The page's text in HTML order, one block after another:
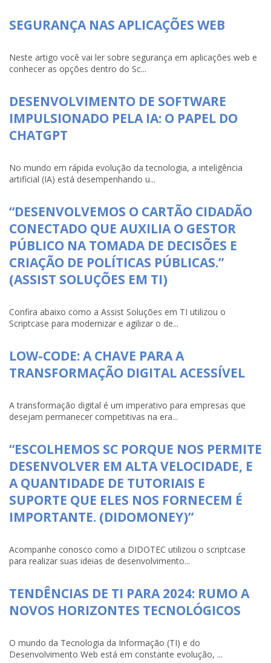
SEGURANÇA NAS APLICAÇÕES WEB
Neste artigo você vai ler sobre segurança em aplicações web e
conhecer as opções dentro do Sc...
DESENVOLVIMENTO DE SOFTWARE
IMPULSIONADO PELA IA: O PAPEL DO
CHATGPT
No mundo em rápida evolução da tecnologia, a inteligência
artificial (IA) está desempenhando u...
“DESENVOLVEMOS O CARTÃO CIDADÃO
CONECTADO QUE AUXILIA O GESTOR
PÚBLICO NA TOMADA DE DECISÕES E
CRIAÇÃO DE POLÍTICAS PÚBLICAS.”
(ASSIST SOLUÇÕES EM TI)
Confira abaixo como a Assist Soluções em TI utilizou o
Scriptcase para modernizar e agilizar o de...
LOW-CODE: A CHAVE PARA A
TRANSFORMAÇÃO DIGITAL ACESSÍVEL
A transformação digital é um imperativo para empresas que
desejam permanecer competitivas na era...
“ESCOLHEMOS SC PORQUE NOS PERMITE
DESENVOLVER EM ALTA VELOCIDADE, E
A QUANTIDADE DE TUTORIAIS E
SUPORTE QUE ELES NOS FORNECEM É
IMPORTANTE. (DIDOMONEY)”
Acompanhe conosco como a DIDOTEC utilizou o scriptcase
para realizar suas ideias de desenvolvimento...
TENDÊNCIAS DE TI PARA 2024: RUMO A
NOVOS HORIZONTES TECNOLÓGICOS
O mundo da Tecnologia da Informação (TI) e do
Desenvolvimento Web está em constante evolução, ...